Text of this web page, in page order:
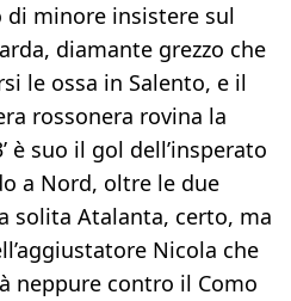
minore insistere sul
diamante grezzo che
le ossa in Salento, e il
rossonera rovina la
è suo il gol dell’insperato
a Nord, oltre le due
solita Atalanta, certo, ma
Nicola che
neppure contro il Como